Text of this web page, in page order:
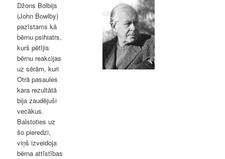
Džons Bolbijs
(John Bowlby)
pazīstams kā
bērnu psihiatrs,
kurš pētījis
bērnu reakcijas
uz sērām, kuri
Otrā pasaules
kara rezultātā
bija zaudējuši
vecākus.
Balstoties uz
šo pieredzi,
viņš izveidoja
bērna attīstības